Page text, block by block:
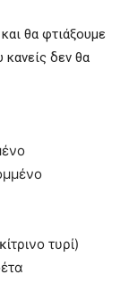
θα φτιάξουμε
κανείς δεν θα
τυρί)